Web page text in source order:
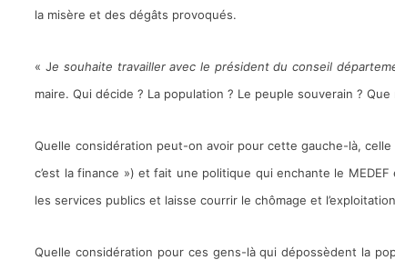
la misère et des dégâts provoqués.
« Je souhaite travailler avec le président du conseil
maire. Qui décide ? La population ? Le peuple souverain ?
Quelle considération peut-on avoir pour cette gauche-là,
c’est la finance ») et fait une politique qui enchante le
les services publics et laisse courrir le chômage et
Quelle considération pour ces gens-là qui dépossèdent la